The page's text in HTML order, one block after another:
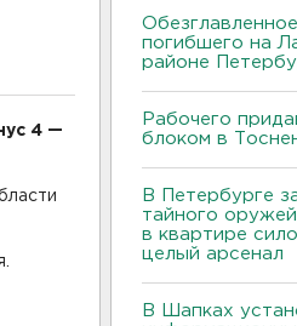
4 —
погибшего на
районе
Рабочего
блоком в
В Петербурге
тайного
в квартире
целый арсенал
В Шапках